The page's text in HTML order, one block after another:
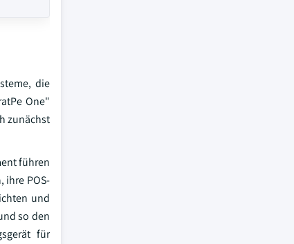
die
One"
zunächst
führen
ihre POS-
und
so den
für